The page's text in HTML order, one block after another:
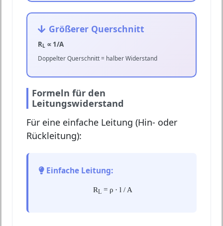
Größerer Querschnitt
RL ∝ 1/A
Doppelter Querschnitt = halber Widerstand
Formeln für den
Leitungswiderstand
Für eine einfache Leitung (Hin- oder
Rückleitung):
Einfache Leitung:
RL = ρ · l / A